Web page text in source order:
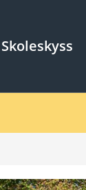
Skoleskyss